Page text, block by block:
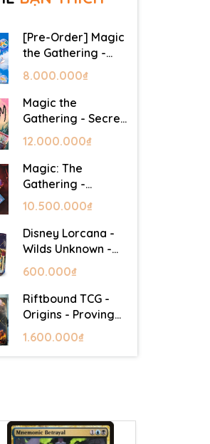
[Pre-Order] Magic
the Gathering -
Secret Lair -
Commander Deck:
Hatsune Miku
8.000.000₫
Magic the
Gathering - Secret
Lair - Commander
Deck: Goblin Storm
12.000.000₫
Magic: The
Gathering -
Mystery Booster 2
- Festival in a Box
(Las Vegas 2026)
10.500.000₫
Disney Lorcana -
Wilds Unknown -
Starter Set
600.000₫
Riftbound TCG -
Origins - Proving
Grounds Box Set
1.600.000₫